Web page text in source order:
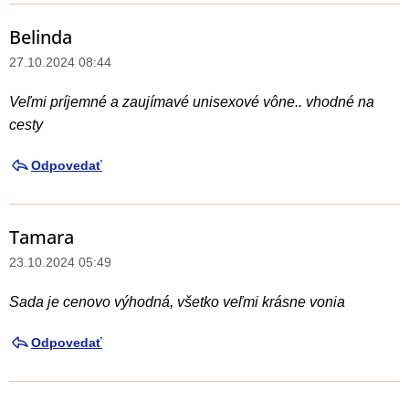
Belinda
27.10.2024 08:44
Veľmi príjemné a zaujímavé unisexové vône.. vhodné na
cesty
Odpovedať
Tamara
23.10.2024 05:49
Sada je cenovo výhodná, všetko veľmi krásne vonia
Odpovedať